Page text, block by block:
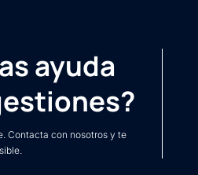
ayuda
Contacta con nosotros y te